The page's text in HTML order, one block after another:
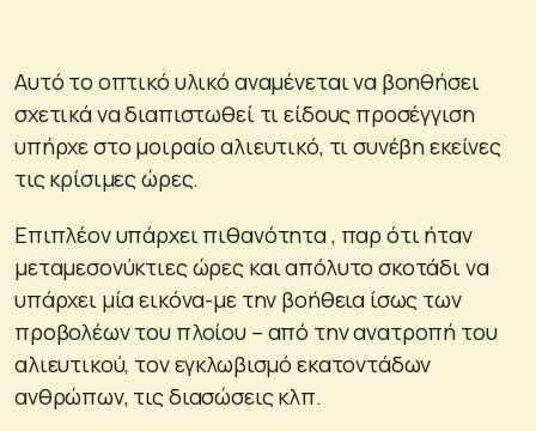
Αυτό το οπτικό υλικό αναμένεται να βοηθήσει
σχετικά να διαπιστωθεί τι είδους προσέγγιση
υπήρχε στο μοιραίο αλιευτικό, τι συνέβη εκείνες
τις κρίσιμες ώρες.
Επιπλέον υπάρχει πιθανότητα , παρ ότι ήταν
μεταμεσονύκτιες ώρες και απόλυτο σκοτάδι να
υπάρχει μία εικόνα-με την βοήθεια ίσως των
προβολέων του πλοίου – από την ανατροπή του
αλιευτικού, τον εγκλωβισμό εκατοντάδων
ανθρώπων, τις διασώσεις κλπ.